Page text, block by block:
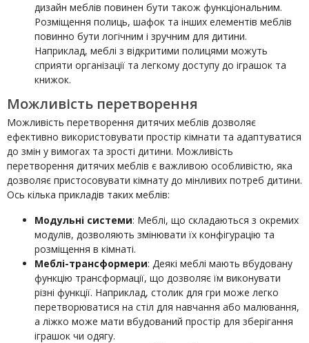
дизайн меблів повинен бути також функціональним.
Розміщення полиць, шафок та інших елементів меблів
повинно бути логічним і зручним для дитини.
Наприклад, меблі з відкритими полицями можуть
сприяти організації та легкому доступу до іграшок та
книжок.
Можливість перетворення
Можливість перетворення дитячих меблів дозволяє
ефективно використовувати простір кімнати та адаптуватися
до змін у вимогах та зрості дитини. Можливість
перетворення дитячих меблів є важливою особливістю, яка
дозволяє пристосовувати кімнату до мінливих потреб дитини.
Ось кілька прикладів таких меблів:
Модульні системи: Меблі, що складаються з окремих
модулів, дозволяють змінювати їх конфігурацію та
розміщення в кімнаті.
Меблі-трансформери: Деякі меблі мають вбудовану
функцію трансформації, що дозволяє їм виконувати
різні функції. Наприклад, столик для гри може легко
перетворюватися на стіл для навчання або малювання,
а ліжко може мати вбудований простір для зберігання
іграшок чи одягу.